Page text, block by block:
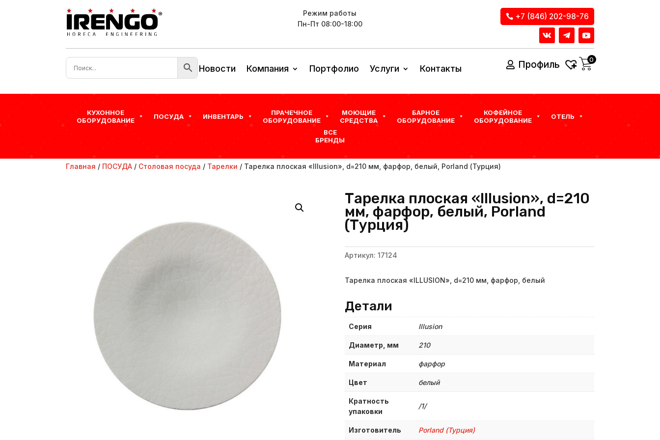
Режим работы
Пн-Пт 08:00-18:00
+7 (846) 202-98-76
Новости Компания Портфолио Услуги Контакты Профиль 0
КУХОННОЕ
ОБОРУДОВАНИЕ
ПОСУДА ИНВЕНТАРЬ
ПРАЧЕЧНОЕ
ОБОРУДОВАНИЕ
МОЮЩИЕ
СРЕДСТВА
БАРНОЕ
ОБОРУДОВАНИЕ
КОФЕЙНОЕ
ОБОРУДОВАНИЕ
ОТЕЛЬ
ВСЕ
БРЕНДЫ
Главная / ПОСУДА / Столовая посуда / Тарелки / Тарелка плоская «Illusion», d=210 мм, фарфор, белый, Porland (Турция)
Тарелка плоская «Illusion», d=210
мм, фарфор, белый, Porland
(Турция)
Артикул: 17124
Тарелка плоская «ILLUSION», d=210 мм, фарфор, белый
Детали
Серия Illusion
Диаметр, мм 210
Материал фарфор
Цвет белый
Кратность
упаковки
/1/
Изготовитель Porland (Турция)